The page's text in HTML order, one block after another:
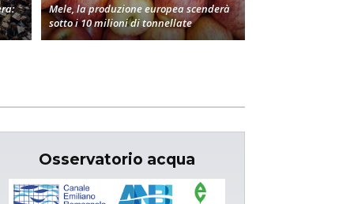
Mele, la produzione europea scenderà
sotto i 10 milioni di tonnellate
Osservatorio acqua